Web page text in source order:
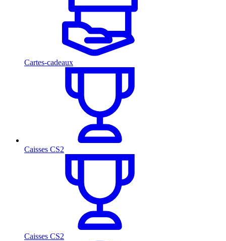
Cartes-cadeaux
Caisses CS2
Caisses CS2